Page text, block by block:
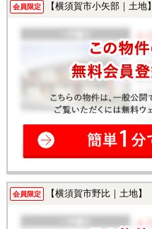
会員限定 【横須賀市小矢部｜土地】
会員限定 【横須賀市野比｜土地】